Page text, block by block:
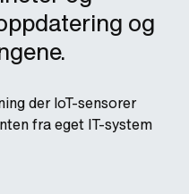
og
der IoT-sensorer
fra eget IT-system